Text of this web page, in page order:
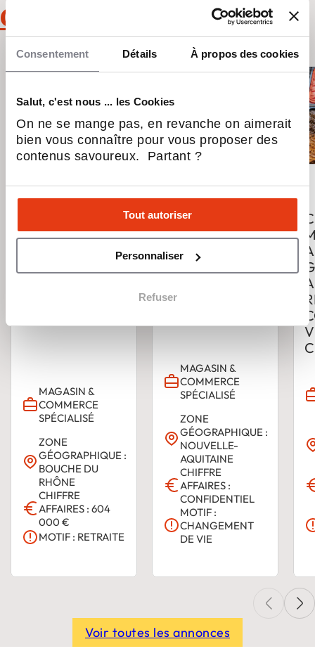
Consentement Détails À propos des cookies
Salut, c'est nous ... les Cookies
On ne se mange pas, en revanche on aimerait
bien vous connaître pour vous proposer des
contenus savoureux. Partant ?
Tout autoriser
Personnaliser
Refuser
Commerce spécialisé
STORES DE
MAGASIN &
COMMERCE
SPÉCIALISÉ
ZONE
GÉOGRAPHIQUE :
BOUCHE DU
RHÔNE
CHIFFRE
AFFAIRES : 604
000 €
MOTIF : RETRAITE
DEVRED –
CESSION
MAGASIN &
COMMERCE
SPÉCIALISÉ
ZONE
GÉOGRAPHIQUE :
NOUVELLE-
AQUITAINE
CHIFFRE
AFFAIRES :
CONFIDENTIEL
MOTIF :
CHANGEMENT
DE VIE
Voir toutes les annonces